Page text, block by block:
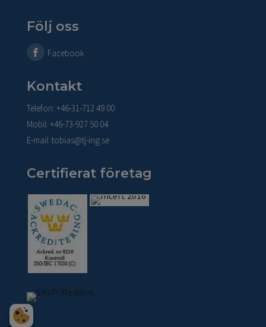
Följ oss
Facebook
Kontakt
Telefon: +46-31-712 49 00
Mobil: +46-73-927 50 04
E-mail: tobias@tj-ing.se
Certifierat företag